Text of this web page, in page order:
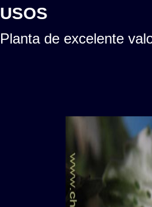
USOS
Planta de excelente